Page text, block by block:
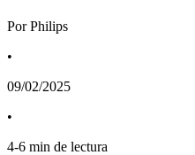
Por Philips
•
09/02/2025
•
4-6 min de lectura